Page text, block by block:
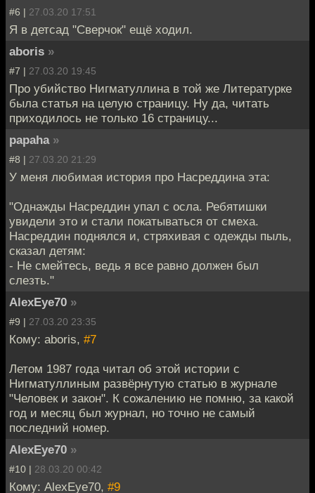
#6 | 27.03.20 17:51
Я в детсад "Сверчок" ещё ходил.
aboris »
#7 | 27.03.20 19:45
Про убийство Нигматуллина в той же Литературке
была статья на целую страницу. Ну да, читать
приходилось не только 16 страницу...
papaha »
#8 | 27.03.20 21:29
У меня любимая история про Насреддина эта:
"Однажды Насреддин упал с осла. Ребятишки
увидели это и стали покатываться от смеха.
Насреддин поднялся и, стряхивая с одежды пыль,
сказал детям:
- Не смейтесь, ведь я все равно должен был
слезть."
AlexEye70 »
#9 | 27.03.20 23:35
Кому: aboris, #7
Летом 1987 года читал об этой истории с
Нигматуллиным развёрнутую статью в журнале
"Человек и закон". К сожалению не помню, за какой
год и месяц был журнал, но точно не самый
последний номер.
AlexEye70 »
#10 | 28.03.20 00:42
Кому: AlexEye70, #9